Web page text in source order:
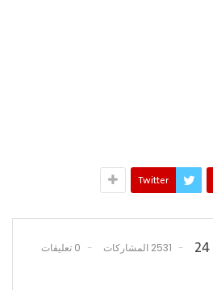
Twitter
2531 المشاركات 0 تعليقات